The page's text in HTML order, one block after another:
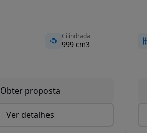
Cilindrada
999 cm3
Obter proposta
Ver detalhes